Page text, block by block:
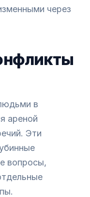
через
в
ареной
Эти
вопросы,